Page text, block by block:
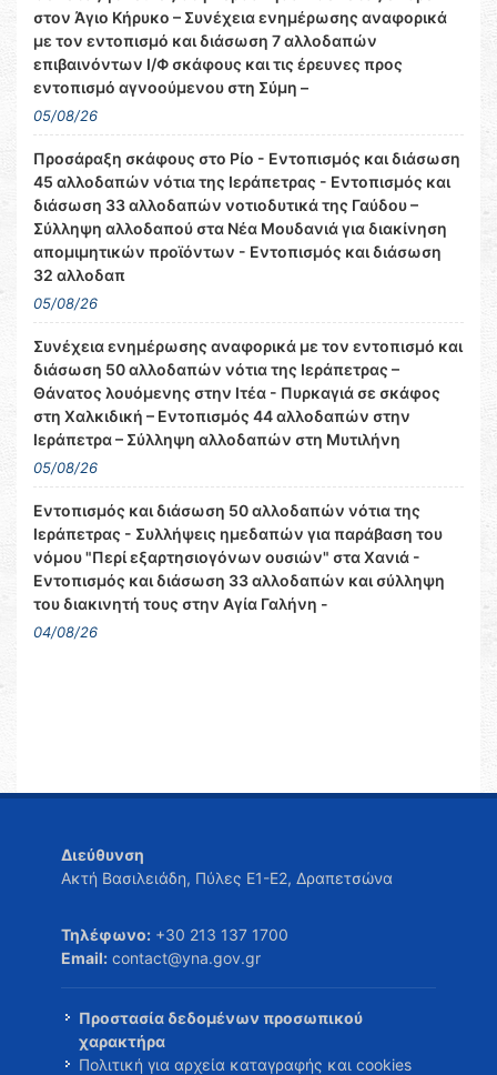
στον Άγιο Κήρυκο – Συνέχεια ενημέρωσης αναφορικά
με τον εντοπισμό και διάσωση 7 αλλοδαπών
επιβαινόντων Ι/Φ σκάφους και τις έρευνες προς
εντοπισμό αγνοούμενου στη Σύμη –
05/08/26
Προσάραξη σκάφους στο Ρίο - Εντοπισμός και διάσωση
45 αλλοδαπών νότια της Ιεράπετρας - Εντοπισμός και
διάσωση 33 αλλοδαπών νοτιοδυτικά της Γαύδου –
Σύλληψη αλλοδαπού στα Νέα Μουδανιά για διακίνηση
απομιμητικών προϊόντων - Εντοπισμός και διάσωση
32 αλλοδαπ
05/08/26
Συνέχεια ενημέρωσης αναφορικά με τον εντοπισμό και
διάσωση 50 αλλοδαπών νότια της Ιεράπετρας –
Θάνατος λουόμενης στην Ιτέα - Πυρκαγιά σε σκάφος
στη Χαλκιδική – Εντοπισμός 44 αλλοδαπών στην
Ιεράπετρα – Σύλληψη αλλοδαπών στη Μυτιλήνη
05/08/26
Εντοπισμός και διάσωση 50 αλλοδαπών νότια της
Ιεράπετρας - Συλλήψεις ημεδαπών για παράβαση του
νόμου "Περί εξαρτησιογόνων ουσιών" στα Χανιά -
Εντοπισμός και διάσωση 33 αλλοδαπών και σύλληψη
του διακινητή τους στην Αγία Γαλήνη -
04/08/26
Διεύθυνση
Ακτή Βασιλειάδη, Πύλες Ε1-Ε2, Δραπετσώνα
Τηλέφωνο: +30 213 137 1700
Email: contact@yna.gov.gr
Προστασία δεδομένων προσωπικού
χαρακτήρα
Πολιτική για αρχεία καταγραφής και cookies